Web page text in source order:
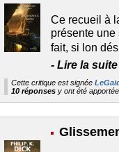
Ce recueil à
présente
fait, si lon
- Lire la
Cette critique est signée
10 réponses y ont été